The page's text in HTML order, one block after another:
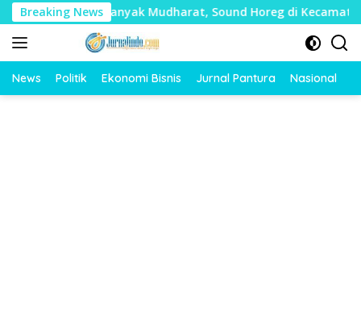
Langsung
ke
konten
Breaking News
Banyak Mudharat, Sound Horeg di Kecamatan Tayu
News Politik Ekonomi Bisnis Jurnal Pantura Nasional